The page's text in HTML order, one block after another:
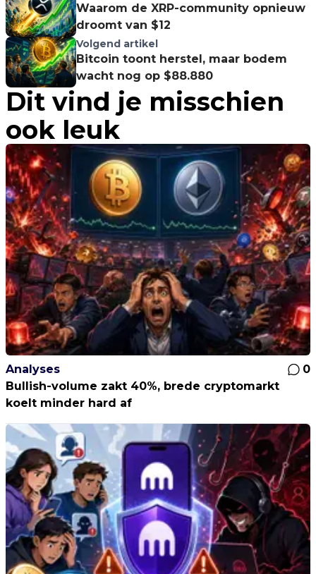
Waarom de XRP-community opnieuw
droomt van $12
Volgend artikel
Bitcoin toont herstel, maar bodem
wacht nog op $88.880
Dit vind je misschien
ook leuk
Analyses
0
Bullish-volume zakt 40%, brede cryptomarkt
koelt minder hard af